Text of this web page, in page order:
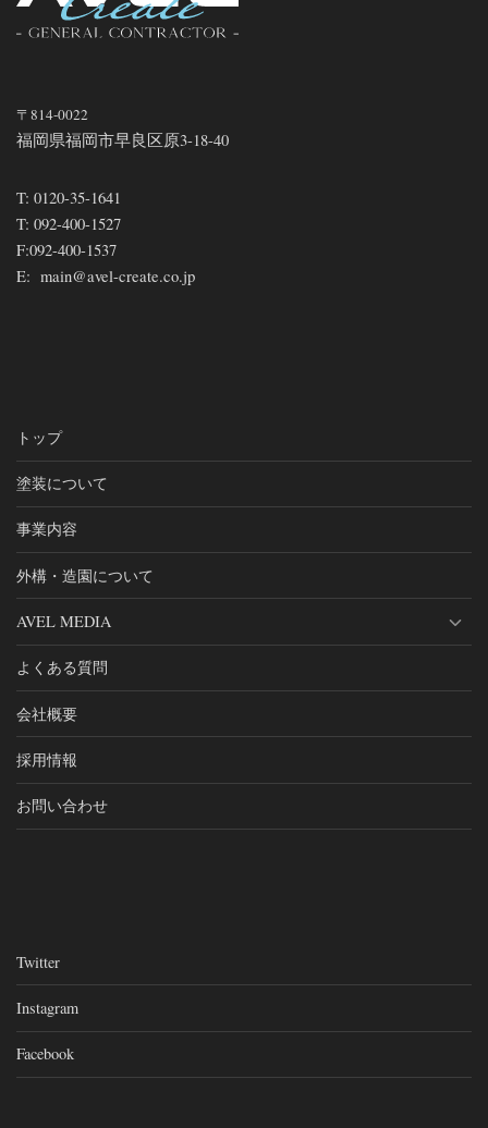
〒814-0022
福岡県福岡市早良区原3-18-40
T: 0120-35-1641
T: 092-400-1527
F:092-400-1537
E: main@avel-create.co.jp
トップ
塗装について
事業内容
外構・造園について
AVEL MEDIA
よくある質問
会社概要
採用情報
お問い合わせ
Twitter
Instagram
Facebook